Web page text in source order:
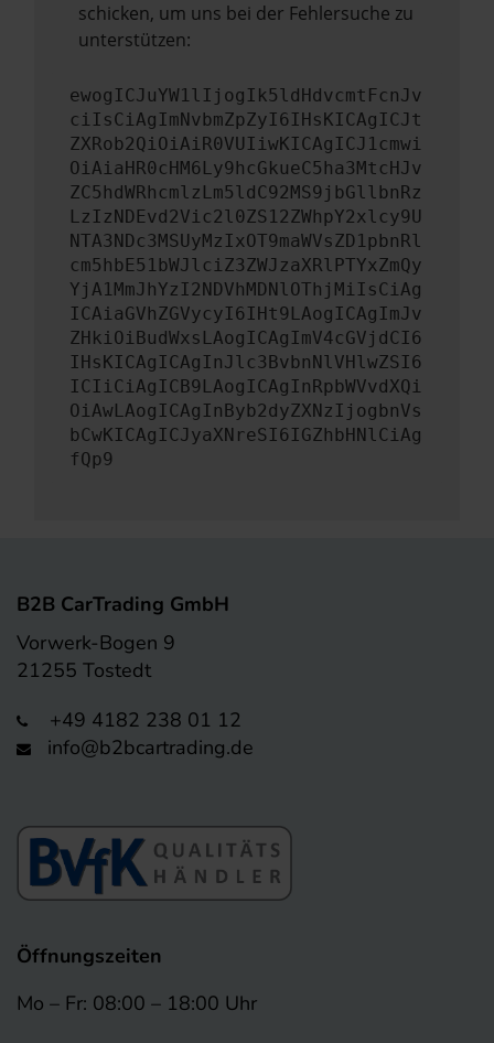
schicken, um uns bei der Fehlersuche zu
unterstützen:
ewogICJuYW1lIjogIk5ldHdvcmtFcnJv
ciIsCiAgImNvbmZpZyI6IHsKICAgICJt
ZXRob2QiOiAiR0VUIiwKICAgICJ1cmwi
OiAiaHR0cHM6Ly9hcGkueC5ha3MtcHJv
ZC5hdWRhcmlzLm5ldC92MS9jbGllbnRz
LzIzNDEvd2Vic2l0ZS12ZWhpY2xlcy9U
NTA3NDc3MSUyMzIxOT9maWVsZD1pbnRl
cm5hbE51bWJlciZ3ZWJzaXRlPTYxZmQy
YjA1MmJhYzI2NDVhMDNlOThjMiIsCiAg
ICAiaGVhZGVycyI6IHt9LAogICAgImJv
ZHkiOiBudWxsLAogICAgImV4cGVjdCI6
IHsKICAgICAgInJlc3BvbnNlVHlwZSI6
ICIiCiAgICB9LAogICAgInRpbWVvdXQi
OiAwLAogICAgInByb2dyZXNzIjogbnVs
bCwKICAgICJyaXNreSI6IGZhbHNlCiAg
fQp9
B2B CarTrading GmbH
Vorwerk-Bogen 9
21255 Tostedt
+49 4182 238 01 12
info@b2bcartrading.de
Öffnungszeiten
Mo – Fr: 08:00 – 18:00 Uhr